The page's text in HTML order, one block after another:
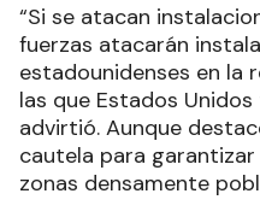
“Si se atacan
fuerzas atacarán
estadounidenses en la
las que Estados
advirtió. Aunque
cautela para
zonas densamente